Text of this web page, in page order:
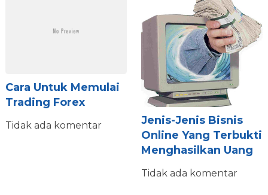
Cara Untuk Memulai
Trading Forex
Tidak ada komentar
Jenis-Jenis Bisnis
Online Yang Terbukti
Menghasilkan Uang
Tidak ada komentar